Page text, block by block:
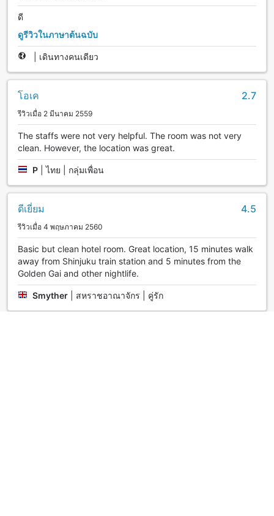
ดี
ดูรีวิวในภาษาต้นฉบับ
เดินทางคนเดียว
โอเค 2.7
รีวิวเมื่อ 2 มีนาคม 2559
The staffs were not very helpful. The room was not very
clean. However, the location was great.
P |ไทย | กลุ่มเพื่อน
ดีเยี่ยม 4.5
รีวิวเมื่อ 4 พฤษภาคม 2560
Basic but clean hotel room. Great location, 15 minutes walk
away from Shinjuku train station and 5 minutes from the
Golden Gai and other nightlife.
Smyther สหราชอาณาจักร | คู่รัก